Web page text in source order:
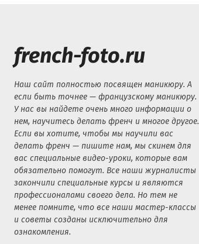
french-foto.ru
Наш сайт полностью посвящен маникюру. А
если быть точнее — французскому маникюру.
У нас вы найдете очень много информации о
нем, научитесь делать френч и многое другое.
Если вы хотите, чтобы мы научили вас
делать френч — пишите нам, мы скинем для
вас специальные видео-уроки, которые вам
обязательно помогут. Все наши журналисты
закончили специальные курсы и являются
профессионалами своего дела. Но тем не
менее помните, что все наши мастер-классы
и советы созданы исключительно для
ознакомления.